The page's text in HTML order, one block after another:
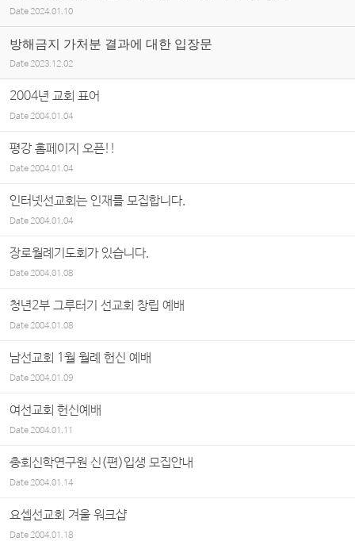
Date 2024.01.10
방해금지 가처분 결과에 대한 입장문
Date 2023.12.02
2004년 교회 표어
Date2004.01.04
평강 홈페이지 오픈!!
Date2004.01.04
인터넷선교회는 인재를 모집합니다.
Date2004.01.04
장로월례기도회가 있습니다.
Date2004.01.08
청년2부 그루터기 선교회 창립 예배
Date2004.01.08
남선교회 1월 월례 헌신 예배
Date2004.01.09
여선교회 헌신예배
Date2004.01.11
총회신학연구원 신(편)입생 모집안내
Date2004.01.14
요셉선교회 겨울 워크샵
Date2004.01.18